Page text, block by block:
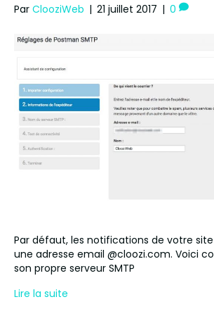
Par ClooziWeb | 21 juillet 2017 | 0
Par défaut, les notifications de votre
une adresse email @cloozi.com. Voici
son propre serveur SMTP
Lire la suite